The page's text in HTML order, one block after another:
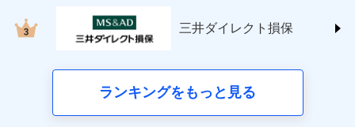
ins.com/)
三井ダイレクト損害保険株式会社
三井ダイレクト損保
ランキングをもっと見る